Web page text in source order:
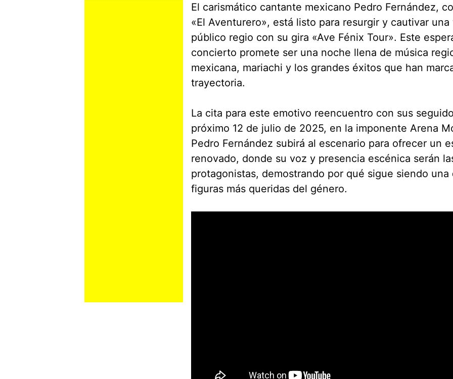
El carismático cantante mexicano Pedro Fernández,
«El Aventurero», está listo para resurgir y cautivar una
público regio con su gira «Ave Fénix Tour». Este
concierto promete ser una noche llena de música
mexicana, mariachi y los grandes éxitos que han
trayectoria.
La cita para este emotivo reencuentro con sus
próximo 12 de julio de 2025, en la imponente Arena
Pedro Fernández subirá al escenario para ofrecer un
renovado, donde su voz y presencia escénica serán
protagonistas, demostrando por qué sigue siendo una
figuras más queridas del género.